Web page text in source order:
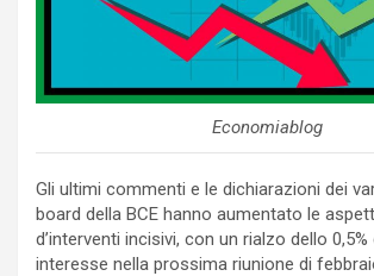
Economiablog
Gli ultimi commenti e le dichiarazioni dei
board della BCE hanno aumentato le
d’interventi incisivi, con un rialzo dello
interesse nella prossima riunione di